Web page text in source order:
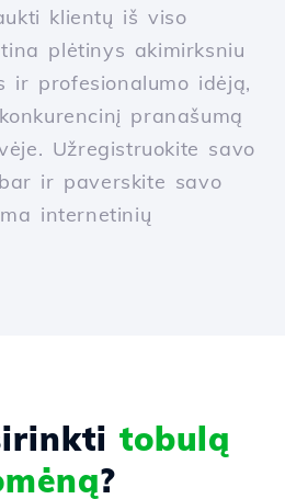
klientų iš viso
plėtinys akimirksniu
ir profesionalumo idėją,
pranašumą
Užregistruokite savo
ir paverskite savo
internetinių
tobulą
?